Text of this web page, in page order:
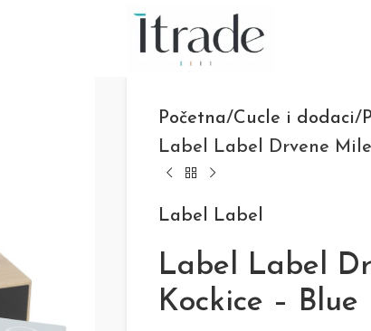
Početna Cucle i dodaci
Label Label Drvene
Label Label
Label Label
Kockice – Blue